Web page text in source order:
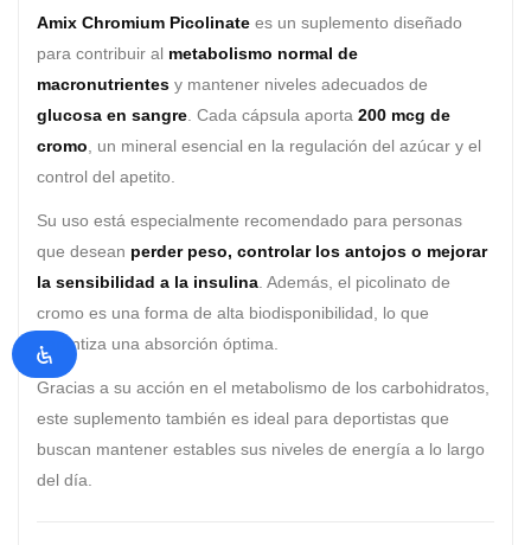
Amix Chromium Picolinate es un suplemento diseñado
para contribuir al metabolismo normal de
macronutrientes y mantener niveles adecuados de
glucosa en sangre . Cada cápsula aporta 200 mcg de
cromo , un mineral esencial en la regulación del azúcar y el
control del apetito.
Su uso está especialmente recomendado para personas
que desean perder peso, controlar los antojos o mejorar
la sensibilidad a la insulina . Además, el picolinato de
cromo es una forma de alta biodisponibilidad, lo que
garantiza una absorción óptima.
Gracias a su acción en el metabolismo de los carbohidratos,
este suplemento también es ideal para deportistas que
buscan mantener estables sus niveles de energía a lo largo
del día.